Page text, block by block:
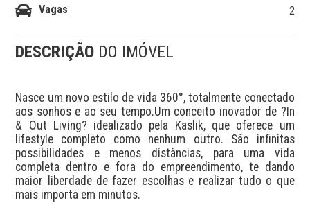
Vagas 2
DESCRIÇÃO DO IMÓVEL
Nasce um novo estilo de vida 360°, totalmente conectado
aos sonhos e ao seu tempo.Um conceito inovador de ?In
& Out Living? idealizado pela Kaslik, que oferece um
lifestyle completo como nenhum outro. São infinitas
possibilidades e menos distâncias, para uma vida
completa dentro e fora do empreendimento, te dando
maior liberdade de fazer escolhas e realizar tudo o que
mais importa em minutos.